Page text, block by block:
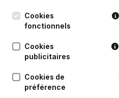
Publicationsde Maverick Io
Date
Cookies
fonctionnels
Cookies
publicitaires
Cookies de
préférence